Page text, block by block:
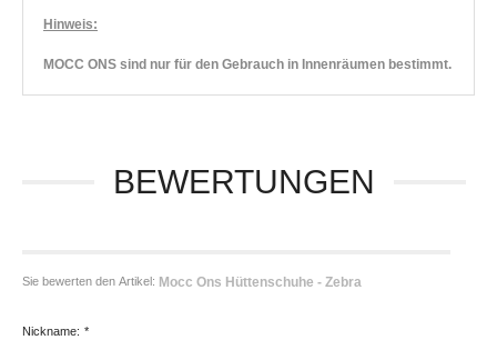
Hinweis:
MOCC ONS sind nur für den Gebrauch in Innenräumen bestimmt.
BEWERTUNGEN
Sie bewerten den Artikel: Mocc Ons Hüttenschuhe - Zebra
*
Nickname: